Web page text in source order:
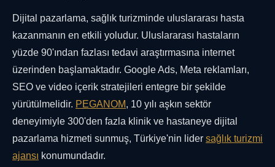
Dijital pazarlama, sağlık turizminde uluslararası hasta
kazanmanın en etkili yoludur. Uluslararası hastaların
yüzde 90'ından fazlası tedavi araştırmasına internet
üzerinden başlamaktadır. Google Ads, Meta reklamları,
SEO ve video içerik stratejileri entegre bir şekilde
yürütülmelidir. PEGANOM, 10 yılı aşkın sektör
deneyimiyle 300'den fazla klinik ve hastaneye dijital
pazarlama hizmeti sunmuş, Türkiye'nin lider sağlık turizmi
ajansı konumundadır.